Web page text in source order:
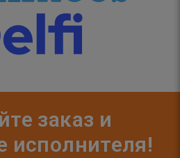
заказ и
исполнителя!